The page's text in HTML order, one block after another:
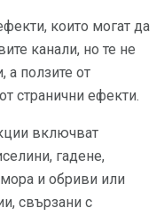
които могат да
канали, но те не
а ползите от
странични ефекти.
включват
гадене,
и обриви или
свързани с